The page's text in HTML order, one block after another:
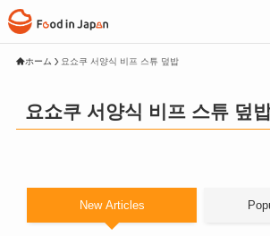
ホーム 요쇼쿠 서양식 비프 스튜 덮밥
요쇼쿠 서양식 비프 스튜 덮
New Articles